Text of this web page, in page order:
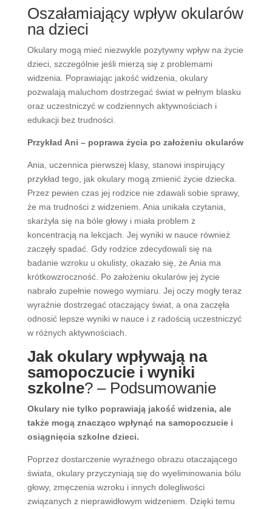
Oszałamiający wpływ okularów
na dzieci
Okulary mogą mieć niezwykle pozytywny wpływ na życie
dzieci, szczególnie jeśli mierzą się z problemami
widzenia. Poprawiając jakość widzenia, okulary
pozwalają maluchom dostrzegać świat w pełnym blasku
oraz uczestniczyć w codziennych aktywnościach i
edukacji bez trudności.
Przykład Ani – poprawa życia po założeniu okularów
Ania, uczennica pierwszej klasy, stanowi inspirujący
przykład tego, jak okulary mogą zmienić życie dziecka.
Przez pewien czas jej rodzice nie zdawali sobie sprawy,
że ma trudności z widzeniem. Ania unikała czytania,
skarżyła się na bóle głowy i miała problem z
koncentracją na lekcjach. Jej wyniki w nauce również
zaczęły spadać. Gdy rodzice zdecydowali się na
badanie wzroku u okulisty, okazało się, że Ania ma
krótkowzroczność. Po założeniu okularów jej życie
nabrało zupełnie nowego wymiaru. Jej oczy mogły teraz
wyraźnie dostrzegać otaczający świat, a ona zaczęła
odnosić lepsze wyniki w nauce i z radością uczestniczyć
w różnych aktywnościach.
Jak okulary wpływają na
samopoczucie i wyniki
szkolne? – Podsumowanie
Okulary nie tylko poprawiają jakość widzenia, ale
także mogą znacząco wpłynąć na samopoczucie i
osiągnięcia szkolne dzieci.
Poprzez dostarczenie wyraźnego obrazu otaczającego
świata, okulary przyczyniają się do wyeliminowania bólu
głowy, zmęczenia wzroku i innych dolegliwości
związanych z nieprawidłowym widzeniem. Dzięki temu